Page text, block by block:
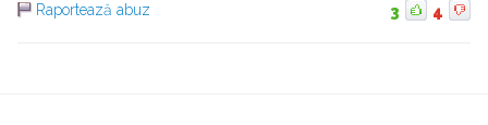
Raportează abuz
3 4